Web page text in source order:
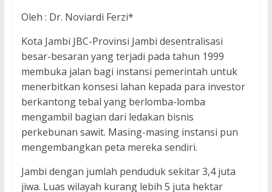
Oleh : Dr. Noviardi Ferzi*
Kota Jambi JBC-Provinsi Jambi desentralisasi
besar-besaran yang terjadi pada tahun 1999
membuka jalan bagi instansi pemerintah untuk
menerbitkan konsesi lahan kepada para investor
berkantong tebal yang berlomba-lomba
mengambil bagian dari ledakan bisnis
perkebunan sawit. Masing-masing instansi pun
mengembangkan peta mereka sendiri.
Jambi dengan jumlah penduduk sekitar 3,4 juta
jiwa. Luas wilayah kurang lebih 5 juta hektar